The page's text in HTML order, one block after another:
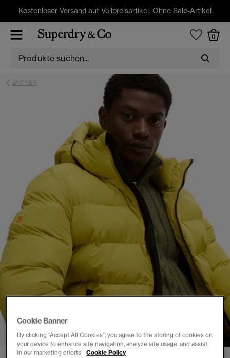
Kostenloser Versand auf Vollpreisartikel. Ohne Sale-Artikel
0
JACKEN
1 2
Cookie Banner
By clicking “Accept All Cookies”, you agree to the storing of cookies on
your device to enhance site navigation, analyze site usage, and assist
in our marketing efforts. Cookie Policy